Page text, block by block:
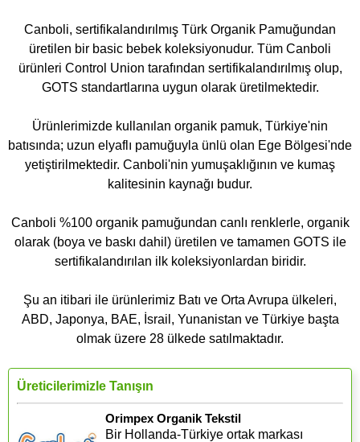
Canboli, sertifikalandırılmış Türk Organik Pamuğundan
üretilen bir basic bebek koleksiyonudur. Tüm Canboli
ürünleri Control Union tarafından sertifikalandırılmış olup,
GOTS standartlarına uygun olarak üretilmektedir.
Ürünlerimizde kullanılan organik pamuk, Türkiye'nin
batısında; uzun elyaflı pamuğuyla ünlü olan Ege Bölgesi'nde
yetiştirilmektedir. Canboli'nin yumuşaklığının ve kumaş
kalitesinin kaynağı budur.
Canboli %100 organik pamuğundan canlı renklerle, organik
olarak (boya ve baskı dahil) üretilen ve tamamen GOTS ile
sertifikalandırılan ilk koleksiyonlardan biridir.
Şu an itibari ile ürünlerimiz Batı ve Orta Avrupa ülkeleri,
ABD, Japonya, BAE, İsrail, Yunanistan ve Türkiye başta
olmak üzere 28 ülkede satılmaktadır.
Üreticilerimizle Tanışın
Orimpex Organik Tekstil
Bir Hollanda-Türkiye ortak markası